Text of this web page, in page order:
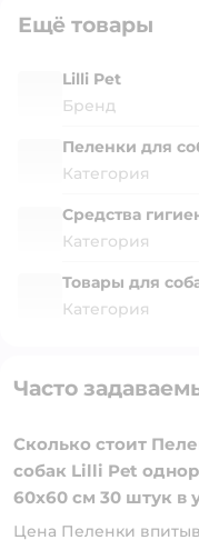
Ещё товары
Lilli Pet
Бренд
Пеленки для
Категория
Средства
Категория
Товары для
Категория
Часто
Сколько стоит
собак Lilli Pet
60х60 см 30 штук в
Цена Пеленки